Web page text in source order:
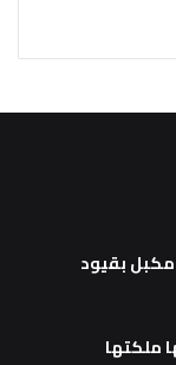
بقيود
ملكتها